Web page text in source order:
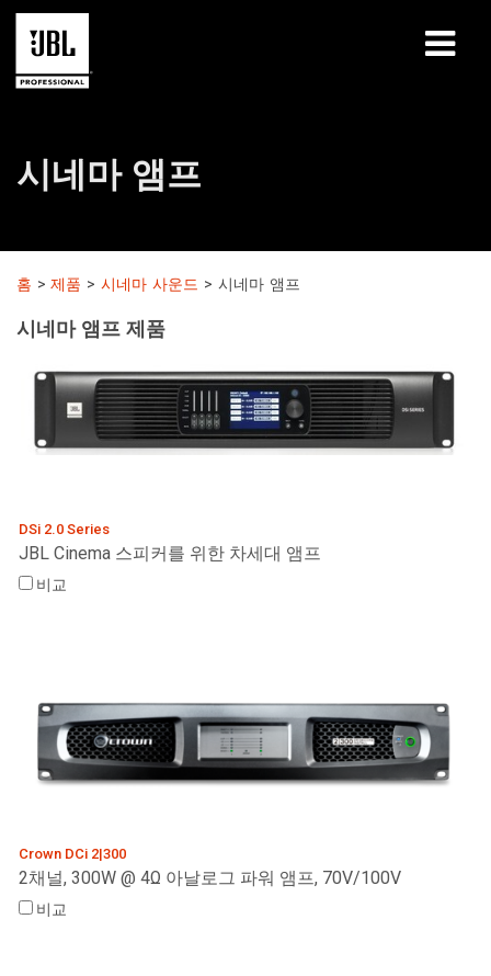
사례 연구
교육
소개
구매처 및 연결 방법
지원
언어/지역
시네마 앰프
홈 >제품 > 시네마 사운드 > 시네마 앰프
시네마 앰프 제품
DSi 2.0 Series
JBL Cinema 스피커를 위한 차세대 앰프
비교
Crown DCi 2|300
2채널, 300W @ 4Ω 아날로그 파워 앰프, 70V/100V
비교